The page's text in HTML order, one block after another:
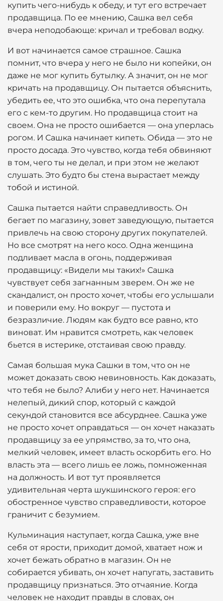
купить чего-нибудь к обеду, и тут его встречает
продавщица. По ее мнению, Сашка вел себя
вчера неподобающе: кричал и требовал водку.
И вот начинается самое страшное. Сашка
помнит, что вчера у него не было ни копейки, он
даже не мог купить бутылку. А значит, он не мог
кричать на продавщицу. Он пытается объяснить,
убедить ее, что это ошибка, что она перепутала
его с кем-то другим. Но продавщица стоит на
своем. Она не просто ошибается — она уперлась
рогом. И Сашка начинает кипеть. Обида — это не
просто досада. Это чувство, когда тебя обвиняют
в том, чего ты не делал, и при этом не желают
слушать. Это будто бы стена вырастает между
тобой и истиной.
Сашка пытается найти справедливость. Он
бегает по магазину, зовет заведующую, пытается
привлечь на свою сторону других покупателей.
Но все смотрят на него косо. Одна женщина
подливает масла в огонь, поддерживая
продавщицу: «Видели мы таких!» Сашка
чувствует себя загнанным зверем. Он же не
скандалист, он просто хочет, чтобы его услышали
и поверили ему. Но вокруг — пустота и
безразличие. Людям как будто все равно, кто
виноват. Им нравится смотреть, как человек
бьется в истерике, отстаивая свою правду.
Самая большая мука Сашки в том, что он не
может доказать свою невиновность. Как доказать,
что тебя не было? Алиби у него нет. Начинается
нелепый, дикий спор, который с каждой
секундой становится все абсурднее. Сашка уже
не просто хочет оправдаться — он хочет наказать
продавщицу за ее упрямство, за то, что она,
мелкий человек, имеет власть оскорбить его. Но
власть эта — всего лишь ее ложь, помноженная
на должность. И вот тут проявляется
удивительная черта шукшинского героя: его
обостренное чувство справедливости, которое
граничит с безумием.
Кульминация наступает, когда Сашка, уже вне
себя от ярости, приходит домой, хватает нож и
хочет бежать обратно в магазин. Он не
собирается убивать, он хочет напугать, заставить
продавщицу признаться. Это отчаяние. Когда
человек не находит правды в словах, он